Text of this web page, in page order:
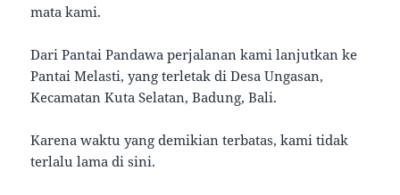
mata kami.
Dari Pantai Pandawa perjalanan kami lanjutkan ke
Pantai Melasti, yang terletak di Desa Ungasan,
Kecamatan Kuta Selatan, Badung, Bali.
Karena waktu yang demikian terbatas, kami tidak
terlalu lama di sini.